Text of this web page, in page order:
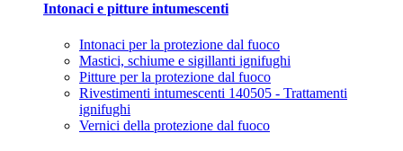
Intonaci e pitture intumescenti
Intonaci per la protezione dal fuoco
Mastici, schiume e sigillanti ignifughi
Pitture per la protezione dal fuoco
Rivestimenti intumescenti 140505 - Trattamenti
ignifughi
Vernici della protezione dal fuoco